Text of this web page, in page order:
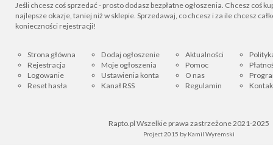
Jeśli chcesz coś sprzedać - prosto dodasz bezpłatne ogłoszenia. Chcesz coś
najlepsze okazje, taniej niż w sklepie. Sprzedawaj, co chcesz i za ile chcesz
konieczności rejestracji!
Strona główna
Rejestracja
Logowanie
Reset hasła
Dodaj ogłoszenie
Moje ogłoszenia
Ustawienia konta
Kanał RSS
Aktualności
Pomoc
O nas
Regulamin
Rapto.pl Wszelkie prawa zastrzeżone 2021-2025
Project 2015 by Kamil Wyremski